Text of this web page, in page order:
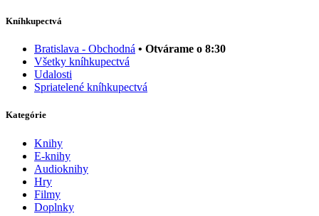
Kníhkupectvá
Bratislava - Obchodná • Otvárame o 8:30
Všetky kníhkupectvá
Udalosti
Spriatelené kníhkupectvá
Kategórie
Knihy
E-knihy
Audioknihy
Hry
Filmy
Doplnky